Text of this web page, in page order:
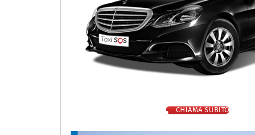
CHIAMA SUBITO